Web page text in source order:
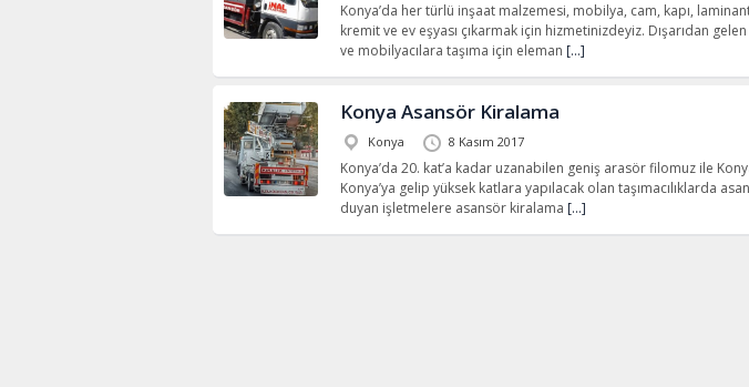
Konya’da her türlü inşaat malzemesi, mobilya, cam, kapı,
kremit ve ev eşyası çıkarmak için hizmetinizdeyiz. Dışarıdan
ve mobilyacılara taşıma için eleman […]
Konya Asansör Kiralama
Konya 8 Kasım 2017
Konya’da 20. kat’a kadar uzanabilen geniş arasör filomuz ile
Konya’ya gelip yüksek katlara yapılacak olan taşımacılıklarda
duyan işletmelere asansör kiralama […]